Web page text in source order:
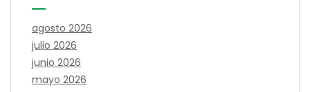
agosto 2026
julio 2026
junio 2026
mayo 2026